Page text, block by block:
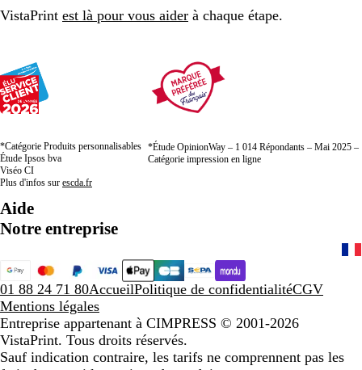
VistaPrint est là pour vous aider à chaque étape.
*Catégorie Produits personnalisables
Étude Ipsos bva
Viséo CI
Plus d'infos sur escda.fr
*Étude OpinionWay – 1 014 Répondants – Mai 2025 –
Catégorie impression en ligne
Aide
Notre entreprise
01 88 24 71 80AccueilPolitique de confidentialitéCGV
Mentions légales
Entreprise appartenant à CIMPRESS © 2001-2026
VistaPrint. Tous droits réservés.
Sauf indication contraire, les tarifs ne comprennent pas les